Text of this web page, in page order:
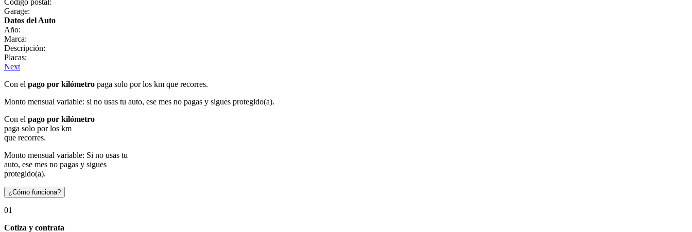
Garage:
Datos del Auto
Año:
Marca:
Descripción:
Placas:
Next
Con el pago por kilómetro paga solo por los km que recorres.
Monto mensual variable: si no usas tu auto, ese mes no pagas y sigues protegido(a).
Con el pago por kilómetro
paga solo por los km
que recorres.
Monto mensual variable: Si no usas tu
auto, ese mes no pagas y sigues
protegido(a).
¿Cómo funciona?
01
Cotiza y contrata